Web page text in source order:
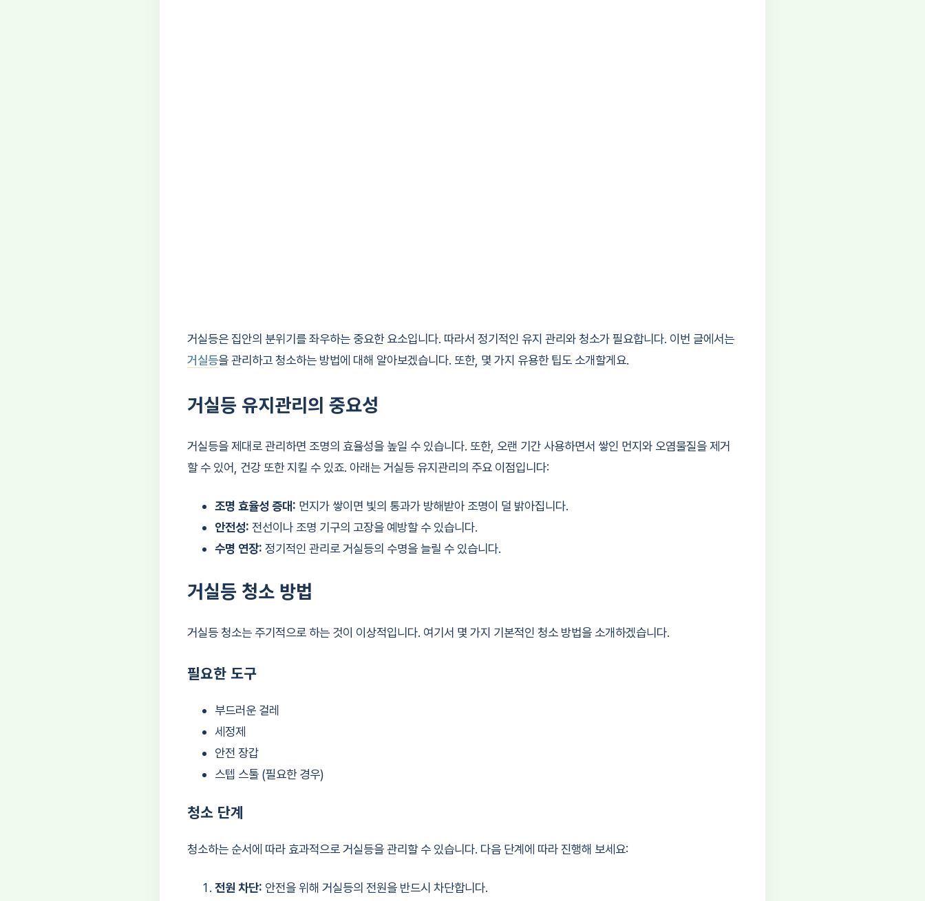
거실등은 집안의 분위기를 좌우하는 중요한 요소입니다. 따라서 정기적인 유지 관리와 청소가 필요합니다. 이번 글에서는
거실등을 관리하고 청소하는 방법에 대해 알아보겠습니다. 또한, 몇 가지 유용한 팁도 소개할게요.
거실등 유지관리의 중요성
거실등을 제대로 관리하면 조명의 효율성을 높일 수 있습니다. 또한, 오랜 기간 사용하면서 쌓인 먼지와 오염물질을 제거
할 수 있어, 건강 또한 지킬 수 있죠. 아래는 거실등 유지관리의 주요 이점입니다:
조명 효율성 증대: 먼지가 쌓이면 빛의 통과가 방해받아 조명이 덜 밝아집니다.
안전성: 전선이나 조명 기구의 고장을 예방할 수 있습니다.
수명 연장: 정기적인 관리로 거실등의 수명을 늘릴 수 있습니다.
거실등 청소 방법
거실등 청소는 주기적으로 하는 것이 이상적입니다. 여기서 몇 가지 기본적인 청소 방법을 소개하겠습니다.
필요한 도구
부드러운 걸레
세정제
안전 장갑
스텝 스툴 (필요한 경우)
청소 단계
청소하는 순서에 따라 효과적으로 거실등을 관리할 수 있습니다. 다음 단계에 따라 진행해 보세요:
전원 차단: 안전을 위해 거실등의 전원을 반드시 차단합니다.